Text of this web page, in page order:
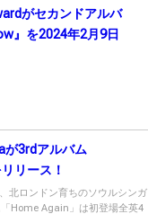
がセカンドアルバ
』を2024年2月9日
が3rdアルバム
リリース！
北ロンドン育ちのソウルシンガ
Home Again」は初登場全英4